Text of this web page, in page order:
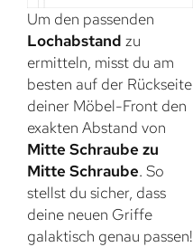
Um den passenden
Lochabstand zu
ermitteln, misst du am
besten auf der Rückseite
deiner Möbel-Front den
exakten Abstand von
Mitte Schraube zu
Mitte Schraube. So
stellst du sicher, dass
deine neuen Griffe
galaktisch genau passen!